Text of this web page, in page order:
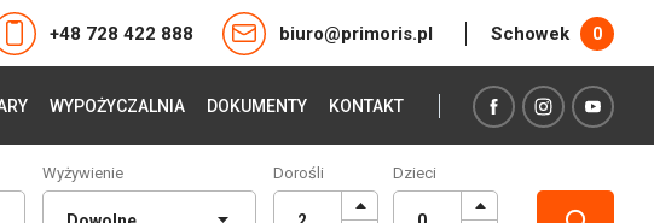
+48 728 422 888 biuro@primoris.pl Schowek 0
WYPOŻYCZALNIA DOKUMENTY KONTAKT
Wyżywienie Dorośli Dzieci